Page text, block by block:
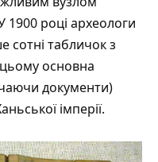
році археологи
сотні табличок з
основна
документи)
імперії.